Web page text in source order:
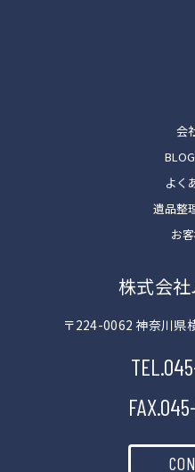
株式会
〒224-0062 神奈川県
会
よく
遺品整
お